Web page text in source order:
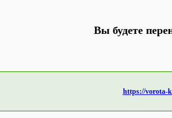
Вы будете
https://vorota-